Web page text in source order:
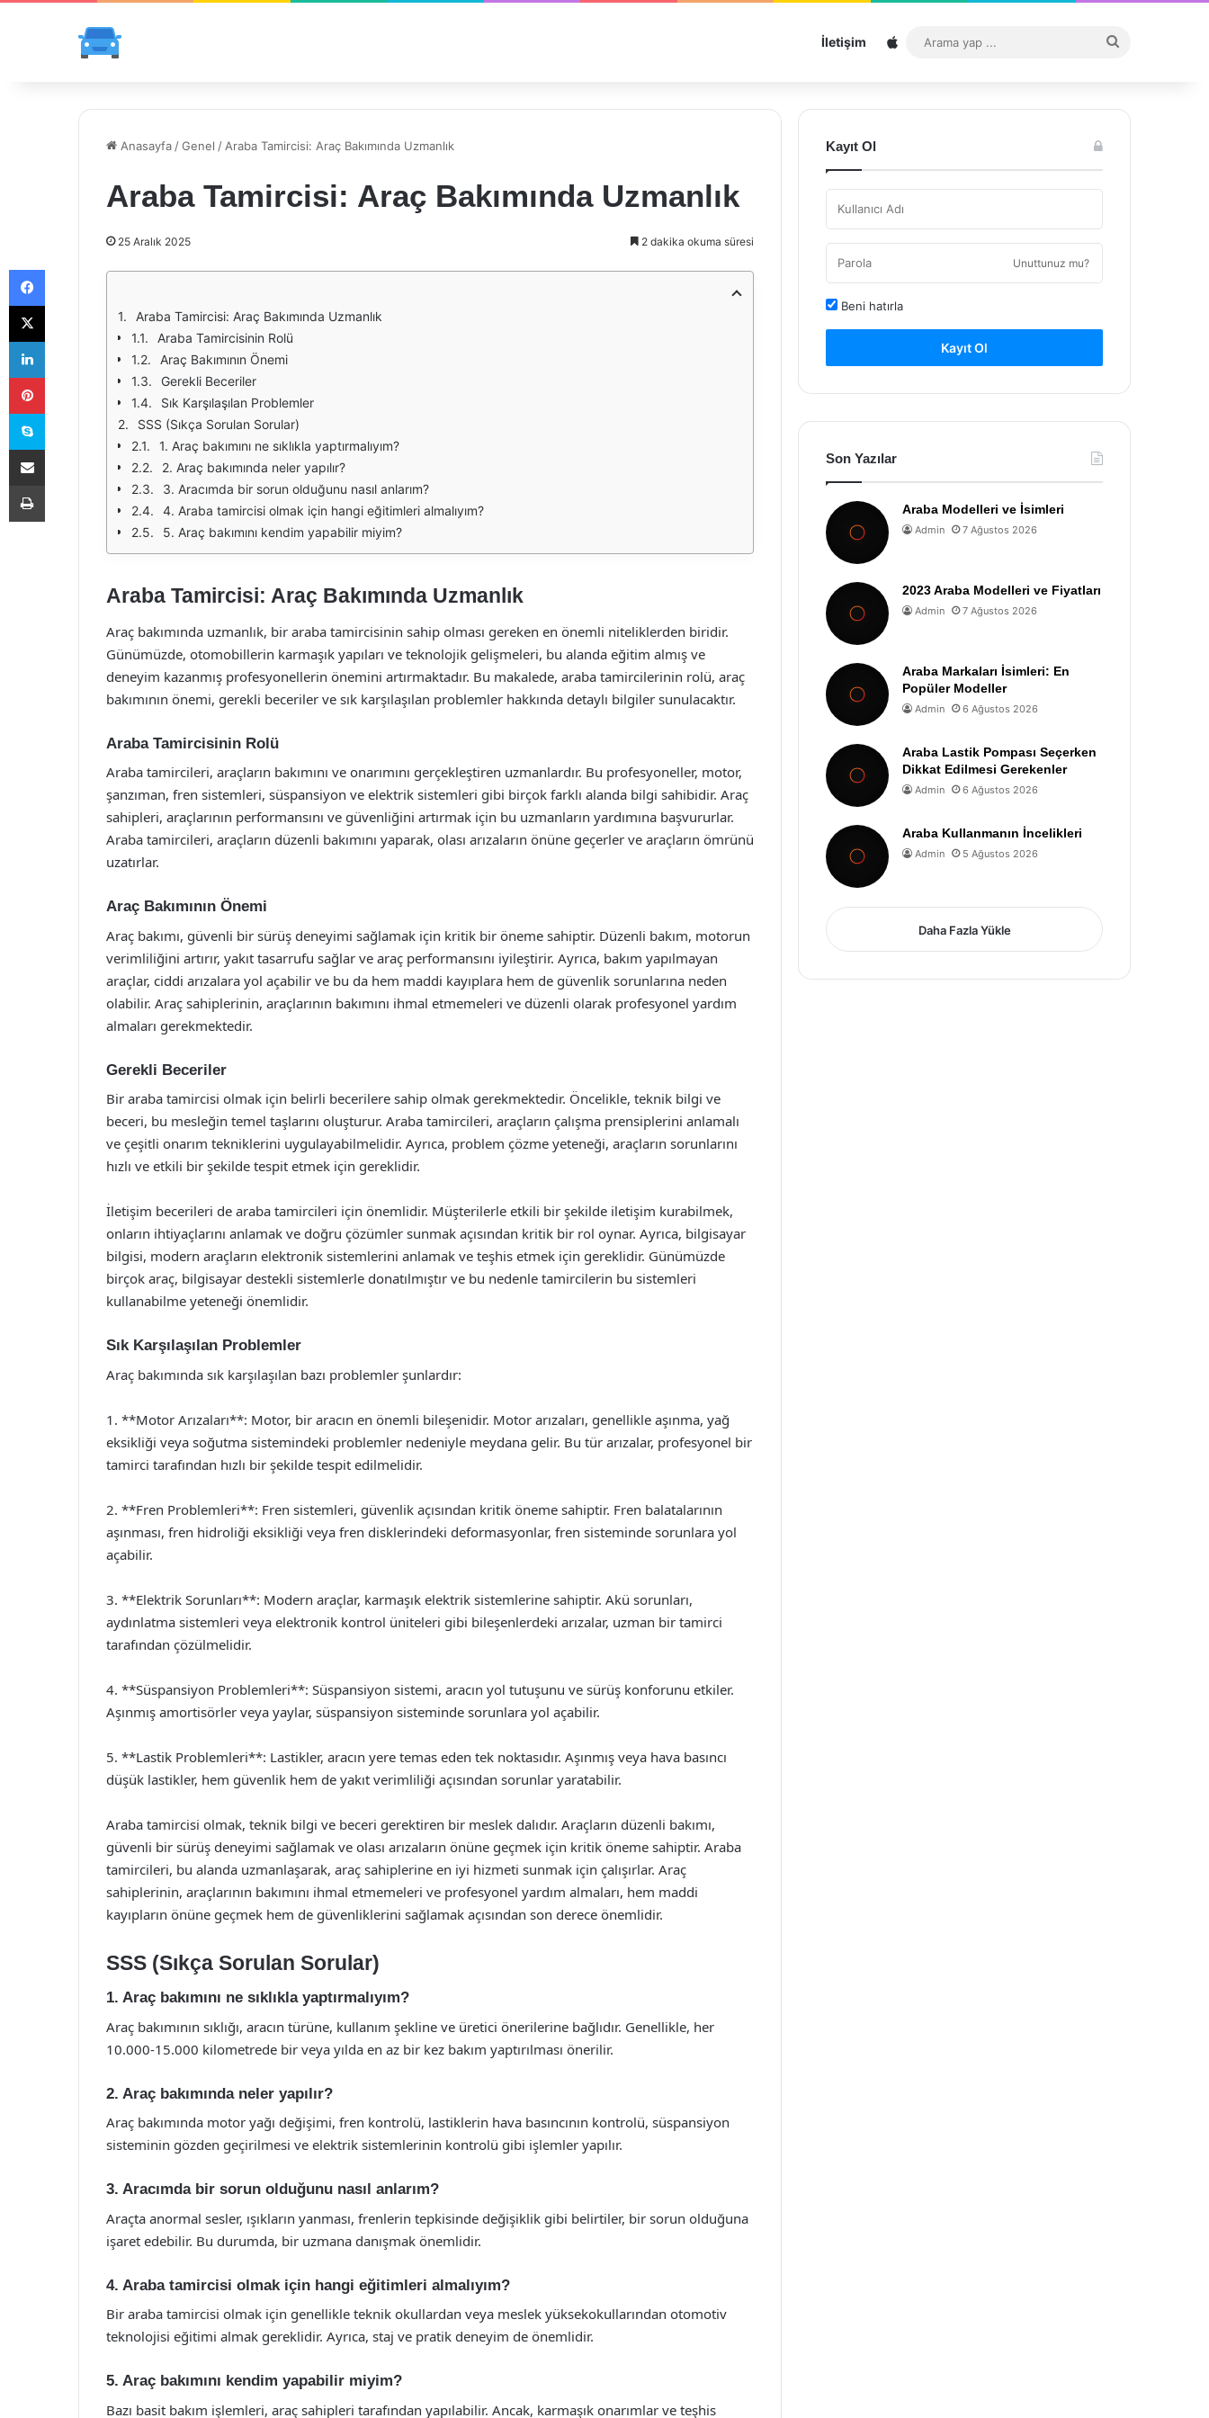
İletişim Sitemap
...
Anasayfa /Genel / Araba Tamircisi: Araç Bakımında Uzmanlık
Araba Tamircisi: Araç Bakımında Uzmanlık
25 Aralık 2025 2 dakika okuma süresi
Araba Tamircisi: Araç Bakımında Uzmanlık
Araba Tamircisinin Rolü
Araç Bakımının Önemi
Gerekli Beceriler
Sık Karşılaşılan Problemler
SSS (Sıkça Sorulan Sorular)
1. Araç bakımını ne sıklıkla yaptırmalıyım?
2. Araç bakımında neler yapılır?
3. Aracımda bir sorun olduğunu nasıl anlarım?
4. Araba tamircisi olmak için hangi eğitimleri almalıyım?
5. Araç bakımını kendim yapabilir miyim?
Araba Tamircisi: Araç Bakımında Uzmanlık
Araç bakımında uzmanlık, bir araba tamircisinin sahip olması gereken en önemli niteliklerden biridir.
Günümüzde, otomobillerin karmaşık yapıları ve teknolojik gelişmeleri, bu alanda eğitim almış ve
deneyim kazanmış profesyonellerin önemini artırmaktadır. Bu makalede, araba tamircilerinin rolü, araç
bakımının önemi, gerekli beceriler ve sık karşılaşılan problemler hakkında detaylı bilgiler sunulacaktır.
Araba Tamircisinin Rolü
Araba tamircileri, araçların bakımını ve onarımını gerçekleştiren uzmanlardır. Bu profesyoneller, motor,
şanzıman, fren sistemleri, süspansiyon ve elektrik sistemleri gibi birçok farklı alanda bilgi sahibidir. Araç
sahipleri, araçlarının performansını ve güvenliğini artırmak için bu uzmanların yardımına başvururlar.
Araba tamircileri, araçların düzenli bakımını yaparak, olası arızaların önüne geçerler ve araçların ömrünü
uzatırlar.
Araç Bakımının Önemi
Araç bakımı, güvenli bir sürüş deneyimi sağlamak için kritik bir öneme sahiptir. Düzenli bakım, motorun
verimliliğini artırır, yakıt tasarrufu sağlar ve araç performansını iyileştirir. Ayrıca, bakım yapılmayan
araçlar, ciddi arızalara yol açabilir ve bu da hem maddi kayıplara hem de güvenlik sorunlarına neden
olabilir. Araç sahiplerinin, araçlarının bakımını ihmal etmemeleri ve düzenli olarak profesyonel yardım
almaları gerekmektedir.
Gerekli Beceriler
Bir araba tamircisi olmak için belirli becerilere sahip olmak gerekmektedir. Öncelikle, teknik bilgi ve
beceri, bu mesleğin temel taşlarını oluşturur. Araba tamircileri, araçların çalışma prensiplerini anlamalı
ve çeşitli onarım tekniklerini uygulayabilmelidir. Ayrıca, problem çözme yeteneği, araçların sorunlarını
hızlı ve etkili bir şekilde tespit etmek için gereklidir.
İletişim becerileri de araba tamircileri için önemlidir. Müşterilerle etkili bir şekilde iletişim kurabilmek,
onların ihtiyaçlarını anlamak ve doğru çözümler sunmak açısından kritik bir rol oynar. Ayrıca, bilgisayar
bilgisi, modern araçların elektronik sistemlerini anlamak ve teşhis etmek için gereklidir. Günümüzde
birçok araç, bilgisayar destekli sistemlerle donatılmıştır ve bu nedenle tamircilerin bu sistemleri
kullanabilme yeteneği önemlidir.
Sık Karşılaşılan Problemler
Araç bakımında sık karşılaşılan bazı problemler şunlardır:
1. **Motor Arızaları**: Motor, bir aracın en önemli bileşenidir. Motor arızaları, genellikle aşınma, yağ
eksikliği veya soğutma sistemindeki problemler nedeniyle meydana gelir. Bu tür arızalar, profesyonel bir
tamirci tarafından hızlı bir şekilde tespit edilmelidir.
2. **Fren Problemleri**: Fren sistemleri, güvenlik açısından kritik öneme sahiptir. Fren balatalarının
aşınması, fren hidroliği eksikliği veya fren disklerindeki deformasyonlar, fren sisteminde sorunlara yol
açabilir.
3. **Elektrik Sorunları**: Modern araçlar, karmaşık elektrik sistemlerine sahiptir. Akü sorunları,
aydınlatma sistemleri veya elektronik kontrol üniteleri gibi bileşenlerdeki arızalar, uzman bir tamirci
tarafından çözülmelidir.
4. **Süspansiyon Problemleri**: Süspansiyon sistemi, aracın yol tutuşunu ve sürüş konforunu etkiler.
Aşınmış amortisörler veya yaylar, süspansiyon sisteminde sorunlara yol açabilir.
5. **Lastik Problemleri**: Lastikler, aracın yere temas eden tek noktasıdır. Aşınmış veya hava basıncı
düşük lastikler, hem güvenlik hem de yakıt verimliliği açısından sorunlar yaratabilir.
Araba tamircisi olmak, teknik bilgi ve beceri gerektiren bir meslek dalıdır. Araçların düzenli bakımı,
güvenli bir sürüş deneyimi sağlamak ve olası arızaların önüne geçmek için kritik öneme sahiptir. Araba
tamircileri, bu alanda uzmanlaşarak, araç sahiplerine en iyi hizmeti sunmak için çalışırlar. Araç
sahiplerinin, araçlarının bakımını ihmal etmemeleri ve profesyonel yardım almaları, hem maddi
kayıpların önüne geçmek hem de güvenliklerini sağlamak açısından son derece önemlidir.
SSS (Sıkça Sorulan Sorular)
1. Araç bakımını ne sıklıkla yaptırmalıyım?
Araç bakımının sıklığı, aracın türüne, kullanım şekline ve üretici önerilerine bağlıdır. Genellikle, her
10.000-15.000 kilometrede bir veya yılda en az bir kez bakım yaptırılması önerilir.
2. Araç bakımında neler yapılır?
Araç bakımında motor yağı değişimi, fren kontrolü, lastiklerin hava basıncının kontrolü, süspansiyon
sisteminin gözden geçirilmesi ve elektrik sistemlerinin kontrolü gibi işlemler yapılır.
3. Aracımda bir sorun olduğunu nasıl anlarım?
Araçta anormal sesler, ışıkların yanması, frenlerin tepkisinde değişiklik gibi belirtiler, bir sorun olduğuna
işaret edebilir. Bu durumda, bir uzmana danışmak önemlidir.
4. Araba tamircisi olmak için hangi eğitimleri almalıyım?
Bir araba tamircisi olmak için genellikle teknik okullardan veya meslek yüksekokullarından otomotiv
teknolojisi eğitimi almak gereklidir. Ayrıca, staj ve pratik deneyim de önemlidir.
5. Araç bakımını kendim yapabilir miyim?
Bazı basit bakım işlemleri, araç sahipleri tarafından yapılabilir. Ancak, karmaşık onarımlar ve teşhis
Kayıt Ol
Unuttunuz mu?
Beni hatırla
Kayıt Ol
Son Yazılar
Araba Modelleri ve İsimleri
Admin 7 Ağustos 2026
2023 Araba Modelleri ve Fiyatları
Admin 7 Ağustos 2026
Araba Markaları İsimleri: En
Popüler Modeller
Admin 6 Ağustos 2026
Araba Lastik Pompası Seçerken
Dikkat Edilmesi Gerekenler
Admin 6 Ağustos 2026
Araba Kullanmanın İncelikleri
Admin 5 Ağustos 2026
Daha Fazla Yükle
Facebook
X
LinkedIn
Pinterest
Skype
E-Posta ile paylaş